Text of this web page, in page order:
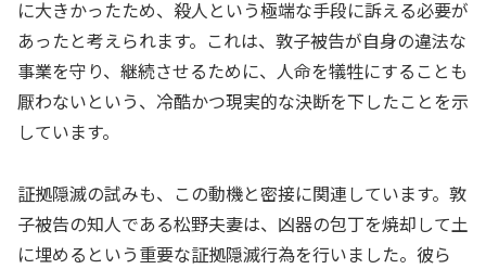
に大きかったため、殺人という極端な手段に訴える必要が
あったと考えられます。これは、敦子被告が自身の違法な
事業を守り、継続させるために、人命を犠牲にすることも
厭わないという、冷酷かつ現実的な決断を下したことを示
しています。
証拠隠滅の試みも、この動機と密接に関連しています。敦
子被告の知人である松野夫妻は、凶器の包丁を焼却して土
に埋めるという重要な証拠隠滅行為を行いました。彼ら